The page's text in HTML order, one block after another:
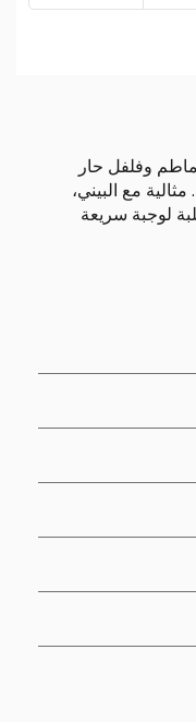
وفلفل حار
مع البيني،
لوجبة سريعة